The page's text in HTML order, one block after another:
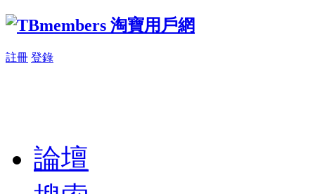
註冊 登錄
論壇